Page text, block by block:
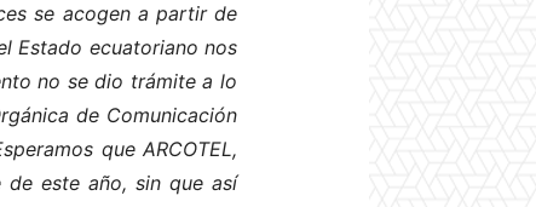
se acogen a partir de
Estado ecuatoriano nos
no se dio trámite a lo
de Comunicación
que ARCOTEL,
de este año, sin que así